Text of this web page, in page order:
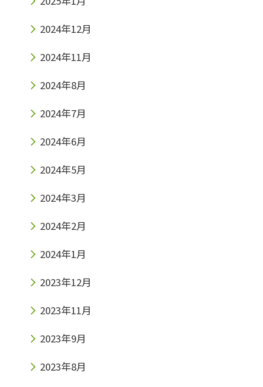
2024年12月
2024年11月
2024年8月
2024年7月
2024年6月
2024年5月
2024年3月
2024年2月
2024年1月
2023年12月
2023年11月
2023年9月
2023年8月